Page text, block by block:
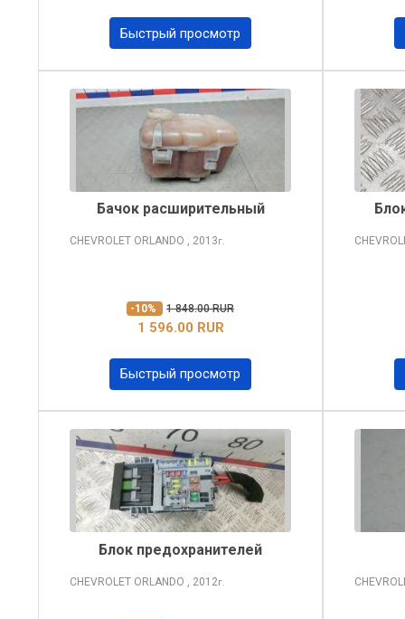
Быстрый просмотр
Бачок расширительный
CHEVROLET ORLANDO , 2013г.
-10% 1 848.00 RUR
1 596.00 RUR
Быстрый просмотр
Блок предохранителей
CHEVROLET ORLANDO , 2012г.